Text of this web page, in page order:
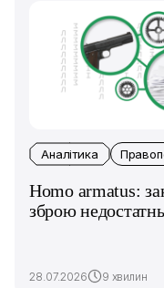
Аналітика
Homo armatus:
зброю
28.07.2026 9 хвилин